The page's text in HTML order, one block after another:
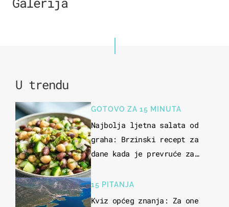
U trendu
GOTOVO ZA 15 MINUTA
Najbolja ljetna salata od
graha: Brzinski recept za
dane kada je prevruće za
15 PITANJA
Kviz općeg znanja: Za one